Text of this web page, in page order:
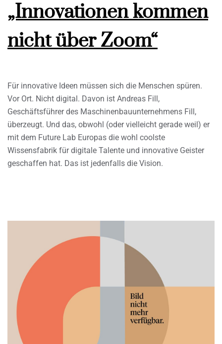
„Innovationen kommen
nicht über Zoom“
Für innovative Ideen müssen sich die Menschen spüren.
Vor Ort. Nicht digital. Davon ist Andreas Fill,
Geschäftsführer des Maschinenbauunternehmens Fill,
überzeugt. Und das, obwohl (oder vielleicht gerade weil) er
mit dem Future Lab Europas die wohl coolste
Wissensfabrik für digitale Talente und innovative Geister
geschaffen hat. Das ist jedenfalls die Vision.